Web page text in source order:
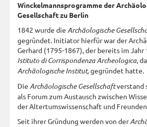
Winckelmannsprogramme der
Gesellschaft zu Berlin
1842 wurde die Archäologische
gegründet. Initiator hierfür war der
Gerhard (1795-1867), der bereits im Jahr
Istituto di Corrispondenza Archeologica,
Archäologische Institut,gegründet hatte.
Die Archäologische Gesellschaftverstand
als Forum zum Austausch zwischen
der Altertumswissenschaft und
Seit ihrer Gründung werden von der